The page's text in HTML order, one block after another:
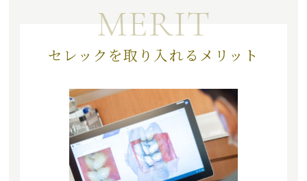
MERIT
セレックを取り入れるメリット